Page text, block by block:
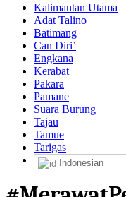
Kalimantan Utama
Adat Talino
Batimang
Can Diri’
Engkana
Kerabat
Pakara
Pamane
Suara Burung
Tajau
Tamue
Tarigas
Indonesian